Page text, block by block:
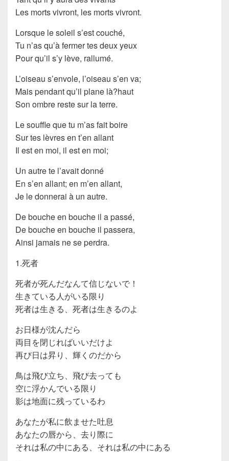
Les morts vivront, les morts vivront.
Lorsque le soleil s’est couché,
Tu n’as qu’à fermer tes deux yeux
Pour qu’il s’y lève, rallumé.
L’oiseau s’envole, l’oiseau s’en va;
Mais pendant qu’il plane là?haut
Son ombre reste sur la terre.
Le souffle que tu m’as fait boire
Sur tes lèvres en t’en allant
Il est en moi, il est en moi;
Un autre te l’avait donné
En s’en allant; en m’en allant,
Je le donnerai à un autre.
De bouche en bouche il a passé,
De bouche en bouche il passera,
Ainsi jamais ne se perdra.
1.死者
死者が死んだなんて信じないで！
生きている人がいる限り
死者は生きる、死者は生きるのよ
お日様が沈んだら
両目を閉じればいいだけよ
再び日は昇り、輝くのだから
鳥は飛び立ち、飛び去っても
空に浮かんでいる限り
影は地面に残っているわ
あなたが私に飲ませた吐息
あなたの唇から、去り際に
それは私の中にある、それは私の中にある